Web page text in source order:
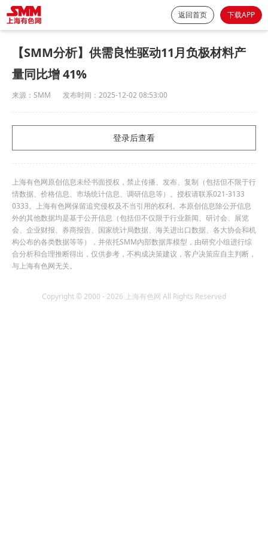
返回首页 下载APP
【SMM分析】供需良性驱动11月负极材料产
量同比增 41%
来源： SMM 发布时间： 2025-12-02 08:53:00
登录后查看
上海有色网原创信息未经书面授权，禁止传播、发布、复制（包括但不限于行
情数据、价格信息、市场统计信息、调研信息等）。授权请联系021-3133
0333。上海有色网保留追究侵权及不当引用的权利。本原创信息除公开信息
外的其他数据均是基于公开信息（包括但不仅限于行业新闻、研讨会、展览
会、企业财报、券商报告、国家统计局数据、海关进出口数据、各大协会和机
构公布的各类数据等等），并依托SMM内部数据库模型，由研究小组进行综
合分析和合理推断得出，仅供参考，不构成决策建议，客户决策应自主判断，
与上海有色网无关。
Copyright © 2000 - 2026 上海有色网 All Rights Reserved